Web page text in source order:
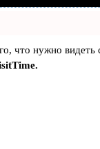
что нужно